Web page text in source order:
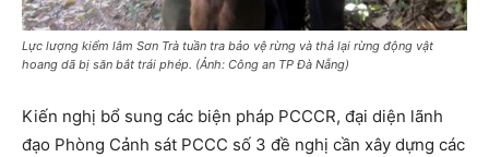
Lực lượng kiểm lâm Sơn Trà tuần tra bảo vệ rừng và thả lại rừng động vật
hoang dã bị săn bắt trái phép. (Ảnh: Công an TP Đà Nẵng)
Kiến nghị bổ sung các biện pháp PCCCR, đại diện lãnh
đạo Phòng Cảnh sát PCCC số 3 đề nghị cần xây dựng các